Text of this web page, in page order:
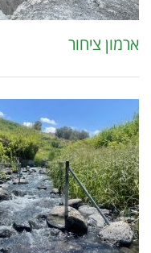
ארמון ציחור